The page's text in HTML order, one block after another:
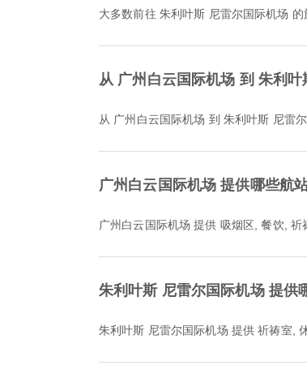
大多数前往 朱利叶斯 尼雷尔国际机场
从 广州白云国际机场 到 朱利
从 广州白云国际机场 到 朱利叶斯 尼雷
广州白云国际机场 提供哪些航
广州白云国际机场 提供 吸烟区, 餐饮,
朱利叶斯 尼雷尔国际机场 提供
朱利叶斯 尼雷尔国际机场 提供 祈祷